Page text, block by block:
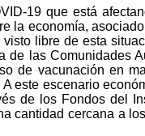
19 que está
la economía,
libre de esta
de las Comunidades
de vacunación en
este escenario
de los Fondos del
cantidad cercana a